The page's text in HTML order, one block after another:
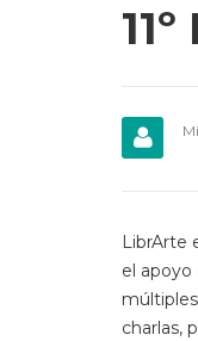
LibrArte
el apoyo
charlas,